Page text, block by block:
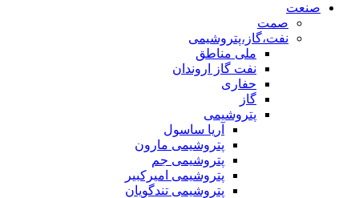
صنعت
صمت
نفت،گاز،پتروشیمی
ملی مناطق
نفت گاز اروندان
حفاری
گاز
پتروشیمی
آریا ساسول
پتروشیمی مارون
پتروشیمی جم
پتروشیمی امیرکبیر
پتروشیمی تندگویان